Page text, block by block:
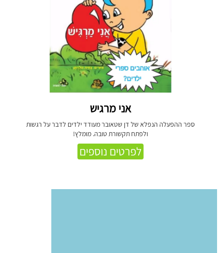
אני מרגיש
ספר ההפעלה הנפלא של דן שטאובר מעודד ילדים לדבר על רגשות
ולפתח תקשורת טובה. מומלץ!
לפרטים נוספים